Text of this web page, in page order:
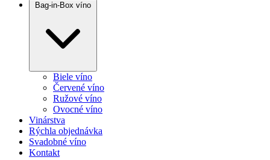
Bag-in-Box víno
Biele víno
Červené víno
Ružové víno
Ovocné víno
Vinárstva
Rýchla objednávka
Svadobné víno
Kontakt